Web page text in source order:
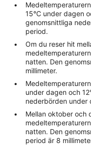
15°C under dagen
genomsnittliga
period.
Om du reser hit
natten. Den
millimeter.
under dagen och
nederbörden under
Mellan oktober och
natten. Den
period är 8